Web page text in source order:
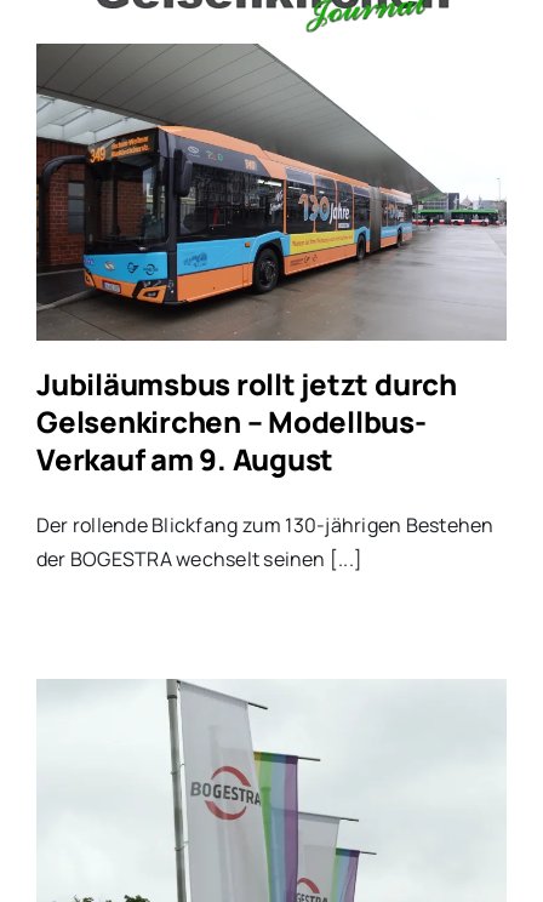
Jubiläumsbus rollt jetzt durch
Gelsenkirchen – Modellbus-
Verkauf am 9. August
Der rollende Blickfang zum 130-jährigen Bestehen
der BOGESTRA wechselt seinen [...]